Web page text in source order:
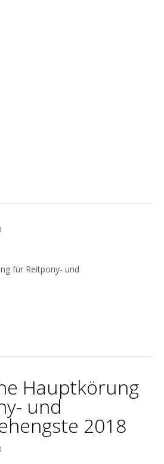
für Reitpony- und
Hauptkörung
und
2018